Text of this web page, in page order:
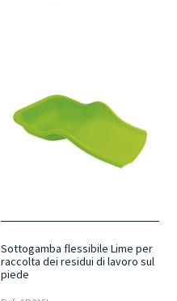
Sottogamba flessibile Lime per
raccolta dei residui di lavoro sul
piede